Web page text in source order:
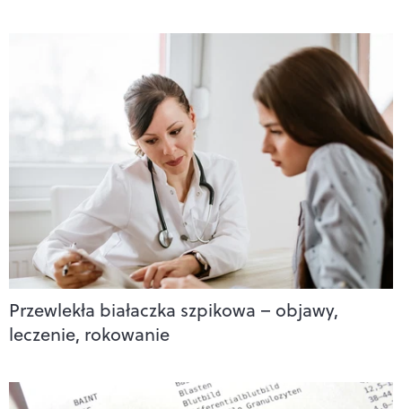
Przewlekła białaczka szpikowa – objawy,
leczenie, rokowanie